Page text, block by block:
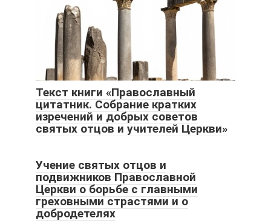
Текст книги «Православный
цитатник. Собрание кратких
изречений и добрых советов
святых отцов и учителей Церкви»
Учение святых отцов и
подвижников Православной
Церкви о борьбе с главными
греховными страстями и о
добродетелях